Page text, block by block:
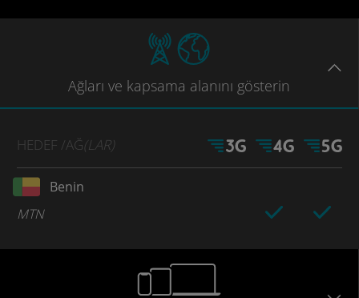
Ağları ve kapsama alanını gösterin
HEDEF /AĞ(LAR)
Benin
MTN